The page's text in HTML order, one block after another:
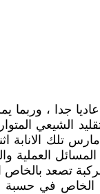
جدا ،
الشيعي
تلك
العملية
تصعد بالخاص
في حسبة